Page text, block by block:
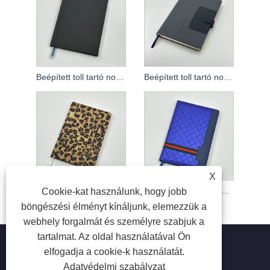
Puhakötésű jegyzetfüzet
X
Cookie-kat használunk, hogy jobb
böngészési élményt kínáljunk, elemezzük a
webhely forgalmát és személyre szabjuk a
tartalmat. Az oldal használatával Ön
elfogadja a cookie-k használatát.
Adatvédelmi szabályzat